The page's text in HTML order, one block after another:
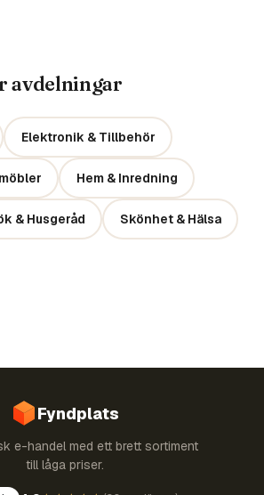
avdelningar
Elektronik & Tillbehör
Hem & Inredning
& Husgeråd Skönhet & Hälsa
Fyndplats
e-handel med ett brett sortiment
till låga priser.